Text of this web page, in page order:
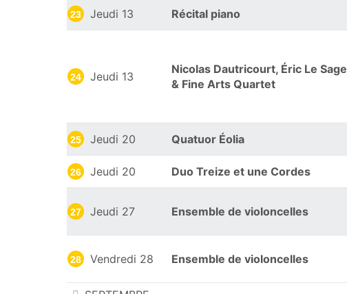
23 Jeudi 13 Récital piano
24 Jeudi 13
Nicolas Dautricourt, Éric Le Sage
& Fine Arts Quartet
25 Jeudi 20 Quatuor Éolia
26 Jeudi 20 Duo Treize et une Cordes
27 Jeudi 27 Ensemble de violoncelles
28 Vendredi 28 Ensemble de violoncelles